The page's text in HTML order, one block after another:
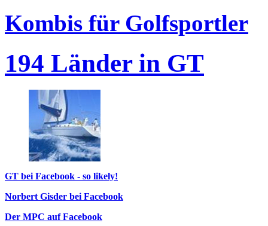
Kombis für Golfsportler
194 Länder in GT
GT bei Facebook - so likely!
Norbert Gisder bei Facebook
Der MPC auf Facebook